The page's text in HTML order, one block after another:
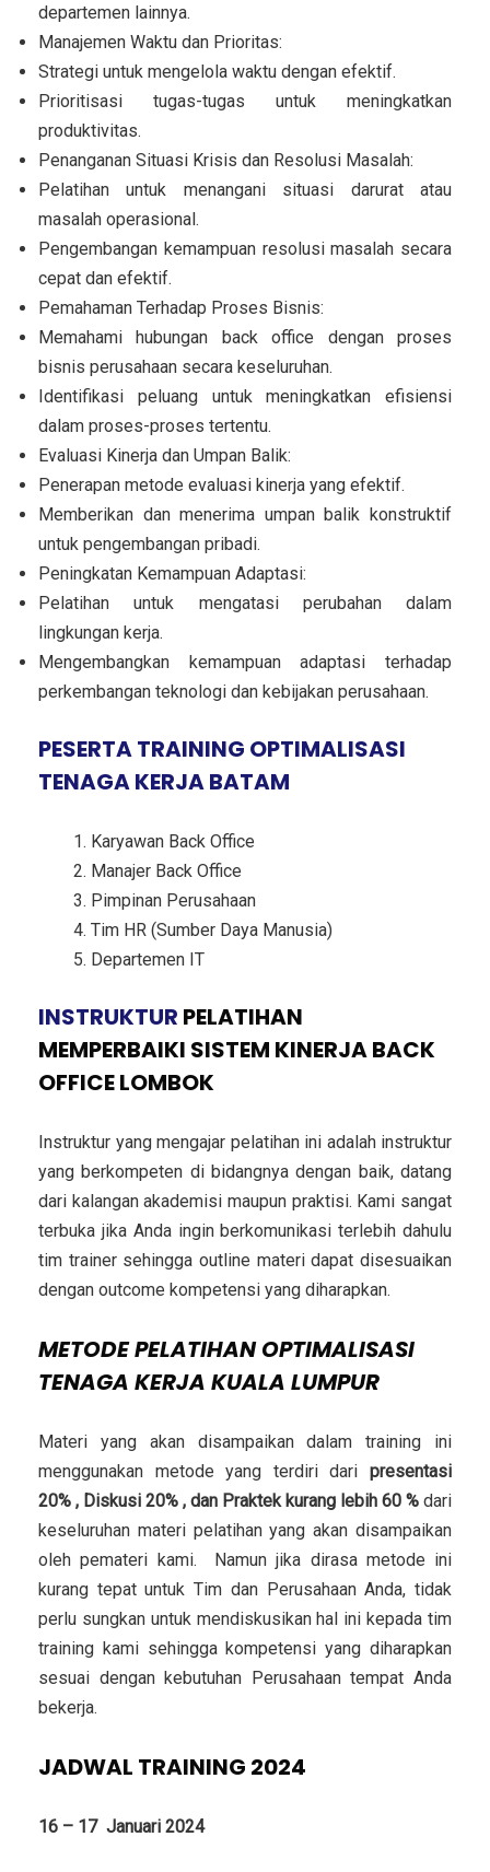
departemen lainnya.
Manajemen Waktu dan Prioritas:
Strategi untuk mengelola waktu dengan efektif.
Prioritisasi tugas-tugas untuk meningkatkan
produktivitas.
Penanganan Situasi Krisis dan Resolusi Masalah:
Pelatihan untuk menangani situasi darurat atau
masalah operasional.
Pengembangan kemampuan resolusi masalah secara
cepat dan efektif.
Pemahaman Terhadap Proses Bisnis:
Memahami hubungan back office dengan proses
bisnis perusahaan secara keseluruhan.
Identifikasi peluang untuk meningkatkan efisiensi
dalam proses-proses tertentu.
Evaluasi Kinerja dan Umpan Balik:
Penerapan metode evaluasi kinerja yang efektif.
Memberikan dan menerima umpan balik konstruktif
untuk pengembangan pribadi.
Peningkatan Kemampuan Adaptasi:
Pelatihan untuk mengatasi perubahan dalam
lingkungan kerja.
Mengembangkan kemampuan adaptasi terhadap
perkembangan teknologi dan kebijakan perusahaan.
PESERTA TRAINING OPTIMALISASI
TENAGA KERJA BATAM
Karyawan Back Office
Manajer Back Office
Pimpinan Perusahaan
Tim HR (Sumber Daya Manusia)
Departemen IT
INSTRUKTUR PELATIHAN
MEMPERBAIKI SISTEM KINERJA BACK
OFFICE LOMBOK
Instruktur yang mengajar pelatihan ini adalah instruktur
yang berkompeten di bidangnya dengan baik, datang
dari kalangan akademisi maupun praktisi. Kami sangat
terbuka jika Anda ingin berkomunikasi terlebih dahulu
tim trainer sehingga outline materi dapat disesuaikan
dengan outcome kompetensi yang diharapkan.
METODEPELATIHAN OPTIMALISASI
TENAGA KERJA KUALA LUMPUR
Materi yang akan disampaikan dalam training ini
menggunakan metode yang terdiri dari presentasi
20% , Diskusi 20% , dan Praktek kurang lebih 60 % dari
keseluruhan materi pelatihan yang akan disampaikan
oleh pemateri kami. Namun jika dirasa metode ini
kurang tepat untuk Tim dan Perusahaan Anda, tidak
perlu sungkan untuk mendiskusikan hal ini kepada tim
training kami sehingga kompetensi yang diharapkan
sesuai dengan kebutuhan Perusahaan tempat Anda
bekerja.
JADWAL TRAINING 2024
16 – 17 Januari 2024